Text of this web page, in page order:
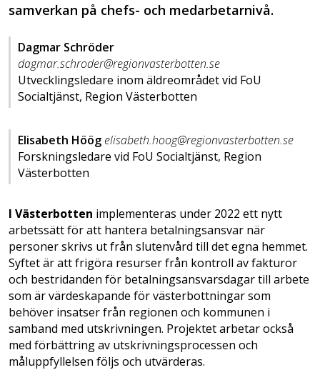
samverkan på chefs- och medarbetarnivå.
Dagmar Schröder
dagmar.schroder@regionvasterbotten.se
Utvecklings­ledare inom äldreområdet vid FoU
Socialtjänst, Region Västerbotten
Elisabeth Höög elisabeth.hoog@regionvasterbotten.se
Forskningsledare vid FoU Socialtjänst, Region
Västerbotten
I Västerbotten implementeras under 2022 ett nytt
arbetssätt för att hantera betalningsansvar när
personer skrivs ut från slutenvård till det egna hemmet.
Syftet är att frigöra resurser från kontroll av fakturor
och bestridanden för betalningsansvarsdagar till arbete
som är värdeskapande för västerbottningar som
behöver insatser från regionen och kommunen i
samband med utskrivningen. Projektet arbetar också
med förbättring av utskrivningsprocessen och
måluppfyllelsen följs och utvärderas.